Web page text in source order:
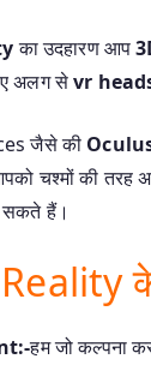
का उदहारण आप
अलग सेvr
जैसे की
चश्मों की तरह
सकते हैं।
हम जो कल्पना